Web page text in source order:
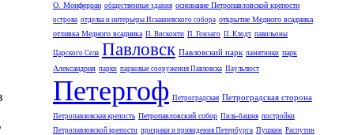
О. Монферран общественные здания основание Петропавловской крепости
острова отделка и интерьеры Исаакиевского собора открытие Медного всадника
отливка Медного всадника П. Висконти П. Гонзаго П. Клодт павильоны
Царского Села Павловск Павловский парк памятники парк
Александрия парки парковые сооружения Павловска Паульлюст
Петергоф Петроградская Петроградская сторона
Петропавловская крепость Петропавловский собор Пиль-башня постройки
Петропавловской крепости призраки и привидения Петербурга Пушкин Распутин